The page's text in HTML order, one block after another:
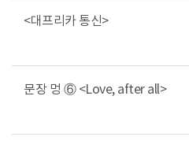
<대프리카 통신>
문장 멍 ⑥ <Love, after all>